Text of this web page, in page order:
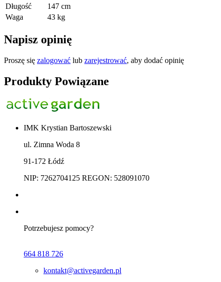
Długość
147 cm
Waga
43 kg
Napisz opinię
Proszę się zalogować lub zarejestrować, aby dodać opinię
Produkty Powiązane
IMK Krystian Bartoszewski
ul. Zimna Woda 8
91-172 Łódź
NIP: 7262704125 REGON: 528091070
Potrzebujesz pomocy?
664 818 726
kontakt@activegarden.pl